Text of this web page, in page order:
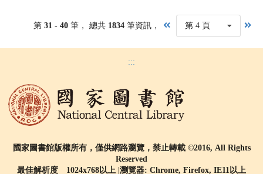
第 31 - 40 筆， 總共 1834筆資訊， 第 4 頁
:::
國家圖書館版權所有，僅供網路瀏覽，禁止轉載 ©2016, All Rights
Reserved
最佳解析度 1024x768以上 |瀏覽器: Chrome, Firefox, IE11以上